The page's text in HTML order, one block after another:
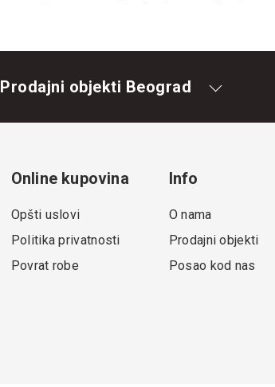
Prodajni objekti Beograd
Online kupovina
Opšti uslovi
Politika privatnosti
Povrat robe
Info
O nama
Prodajni objekti
Posao kod nas